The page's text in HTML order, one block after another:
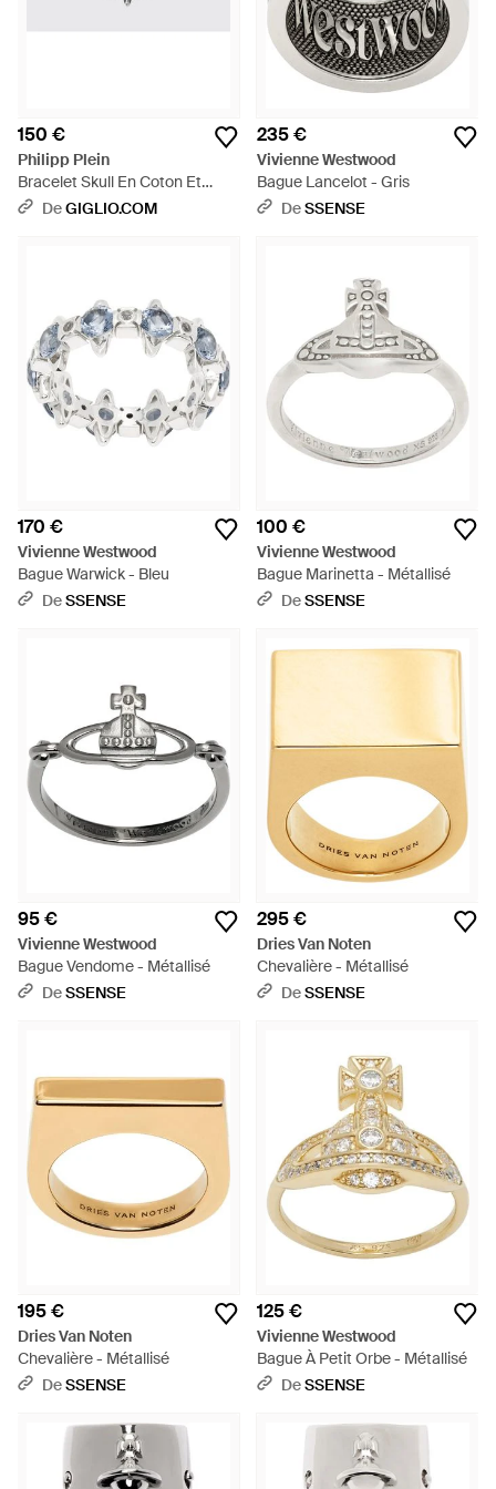
150 €
Philipp Plein
Bracelet Skull En Coton Et
Acier Avec Logo Hexagon -
DeGIGLIO.COM
235 €
Vivienne Westwood
Bague Lancelot - Gris
DeSSENSE
170 €
Vivienne Westwood
Bague Warwick - Bleu
DeSSENSE
100 €
Vivienne Westwood
Bague Marinetta - Métallisé
DeSSENSE
95 €
Vivienne Westwood
Bague Vendome - Métallisé
DeSSENSE
295 €
Dries Van Noten
Chevalière - Métallisé
DeSSENSE
195 €
Dries Van Noten
Chevalière - Métallisé
DeSSENSE
125 €
Vivienne Westwood
Bague À Petit Orbe - Métallisé
DeSSENSE